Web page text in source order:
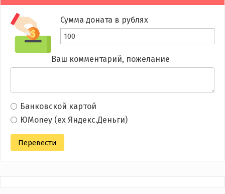
Сумма доната в рублях
Ваш комментарий, пожелание
Банковской картой
ЮMoney (ex Яндекс.Деньги)